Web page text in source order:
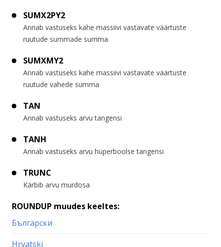
SUMX2PY2
Annab vastuseks kahe massiivi vastavate väärtuste
ruutude summade summa
SUMXMY2
Annab vastuseks kahe massiivi vastavate väärtuste
ruutude vahede summa
TAN
Annab vastuseks arvu tangensi
TANH
Annab vastuseks arvu hüperboolse tangensi
TRUNC
Kärbib arvu murdosa
ROUNDUP muudes keeltes:
Български
Hrvatski